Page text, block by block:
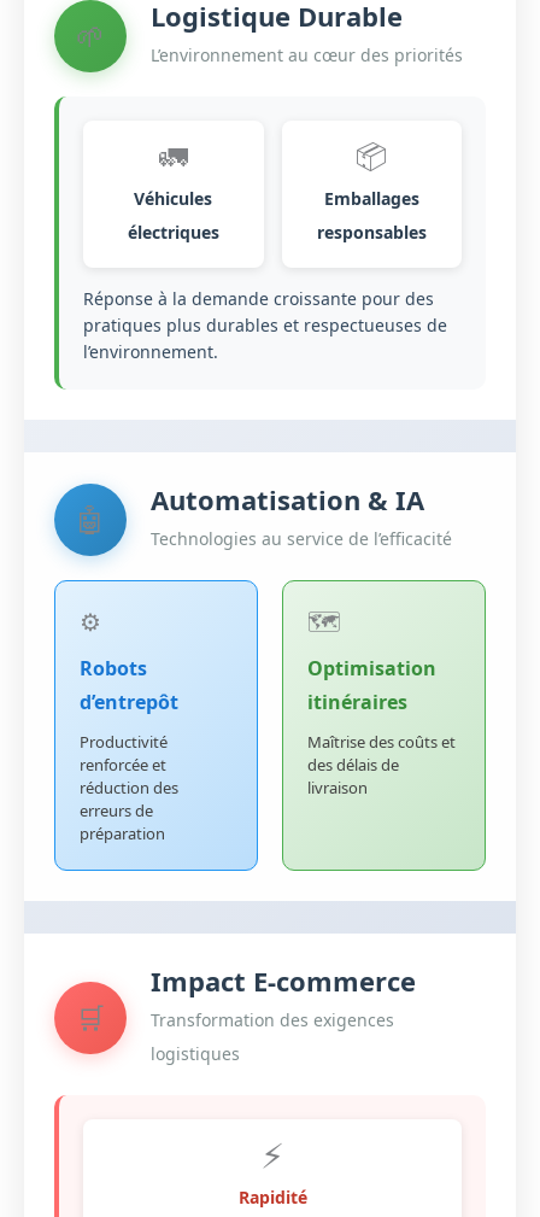
🌱 Logistique Durable
L’environnement au cœur des priorités
🚛
Véhicules
électriques
📦
Emballages
responsables
Réponse à la demande croissante pour des
pratiques plus durables et respectueuses de
l’environnement.
🤖 Automatisation & IA
Technologies au service de l’efficacité
⚙️
Robots
d’entrepôt
Productivité
renforcée et
réduction des
erreurs de
préparation
🗺️
Optimisation
itinéraires
Maîtrise des coûts et
des délais de
livraison
🛒
Impact E-commerce
Transformation des exigences
logistiques
⚡
Rapidité